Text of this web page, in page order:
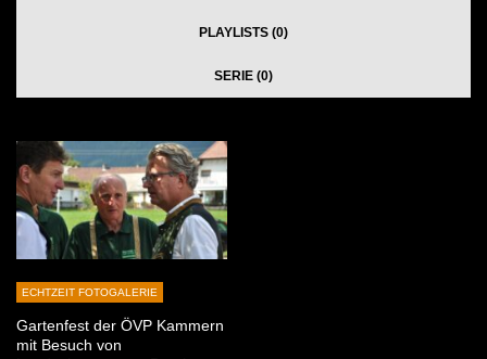
PLAYLISTS (0)
SERIE (0)
ECHTZEIT FOTOGALERIE
Gartenfest der ÖVP Kammern
mit Besuch von